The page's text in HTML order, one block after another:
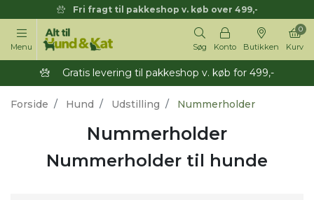
Fri fragt til pakkeshop v. køb over 499,-
Menu Søg Konto Butikken Kurv
0
Gratis levering til pakkeshop v. køb for 499,-
Forside Hund Udstilling Nummerholder
Nummerholder
Nummerholder til hunde